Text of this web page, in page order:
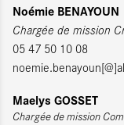
Noémie BENAYOUN
Chargée de mission
05 47 50 10 08
Maelys GOSSET
Chargée de mission C